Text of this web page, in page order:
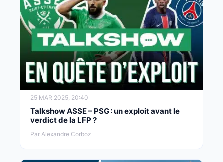
25 MAR 2025, 20:40
Talkshow ASSE – PSG : un exploit avant le
verdict de la LFP ?
Par Alexandre Corboz